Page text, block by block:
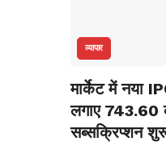
व्यापार
मार्केट में नया
लगाए
सब्सक्रिप्शन